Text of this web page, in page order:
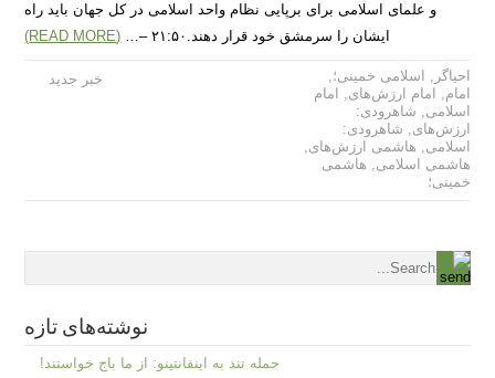
و علمای اسلامی برای برپایی نظام واحد اسلامی در کل جهان باید راه
ایشان را سرمشق خود قرار دهند.۲۱:۵۰ –…
(READ MORE)
خبر جدید احیاگر , اسلامی خمینی؛,
امام, امام ارزش‌های,
امام
اسلامی, شاهرودی:
ارزش‌های, شاهرودی:
اسلامی, هاشمی ارزش‌های,
هاشمی اسلامی, هاشمی
خمینی؛
نوشته‌های تازه
حمله تند به اینفانتینو: از ما باج خواستند!